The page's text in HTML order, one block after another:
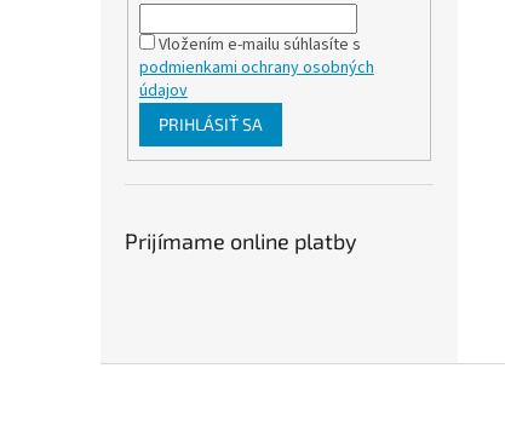
Vložením e-mailu súhlasíte s
podmienkami ochrany osobných
údajov
PRIHLÁSIŤ SA
Prijímame online platby